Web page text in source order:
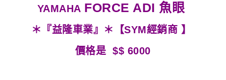
YAMAHA FORCE ADI 魚眼
＊『益隆車業』＊【SYM經銷商 】
價格是 $$ 6000